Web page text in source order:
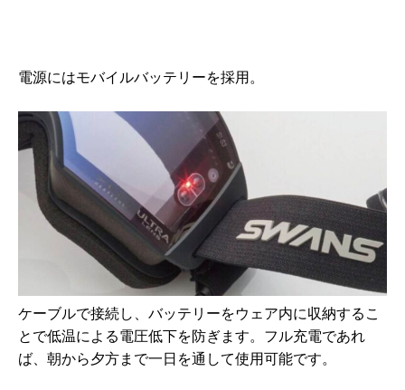
電源にはモバイルバッテリーを採用。
ケーブルで接続し、バッテリーをウェア内に収納するこ
とで低温による電圧低下を防ぎます。フル充電であれ
ば、朝から夕方まで一日を通して使用可能です。